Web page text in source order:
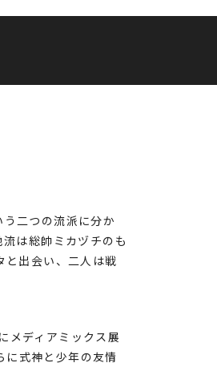
二つの流派に分か
は総帥ミカヅチのも
と出会い、二人は戦
メディアミックス展
式神と少年の友情